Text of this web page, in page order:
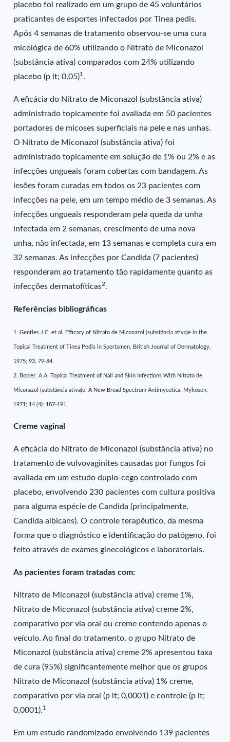
placebo foi realizado em um grupo de 45 voluntários
praticantes de esportes infectados por Tinea pedis.
Após 4 semanas de tratamento observou-se uma cura
micológica de 60% utilizando o Nitrato de Miconazol
(substância ativa) comparados com 24% utilizando
placebo (p lt; 0,05)1 .
A eficácia do Nitrato de Miconazol (substância ativa)
administrado topicamente foi avaliada em 50 pacientes
portadores de micoses superficiais na pele e nas unhas.
O Nitrato de Miconazol (substância ativa) foi
administrado topicamente em solução de 1% ou 2% e as
infecções ungueais foram cobertas com bandagem. As
lesões foram curadas em todos os 23 pacientes com
infecções na pele, em um tempo médio de 3 semanas. As
infecções ungueais responderam pela queda da unha
infectada em 2 semanas, crescimento de uma nova
unha, não infectada, em 13 semanas e completa cura em
32 semanas. As infecções por Candida (7 pacientes)
responderam ao tratamento tão rapidamente quanto as
infecções dermatofíticas2.
Referências bibliográficas
1. Gentles J.C. et al. Efficacy of Nitrato de Miconazol (substância ativa)e in the
Topical Treatment of Tinea Pedis in Sportsmen. British Journal of Dermatology,
1975; 93, 79-84.
2. Botter, A.A. Topical Treatment of Nail and Skin Infections With Nitrato de
Miconazol (substância ativa)e: A New Broad Spectrum Antimycotica. Mykosen,
1971; 14 (4): 187-191.
Creme vaginal
A eficácia do Nitrato de Miconazol (substância ativa) no
tratamento de vulvovaginites causadas por fungos foi
avaliada em um estudo duplo-cego controlado com
placebo, envolvendo 230 pacientes com cultura positiva
para alguma espécie de Candida (principalmente,
Candida albicans). O controle terapêutico, da mesma
forma que o diagnóstico e identificação do patógeno, foi
feito através de exames ginecológicos e laboratoriais.
As pacientes foram tratadas com:
Nitrato de Miconazol (substância ativa) creme 1%,
Nitrato de Miconazol (substância ativa) creme 2%,
comparativo por via oral ou creme contendo apenas o
veículo. Ao final do tratamento, o grupo Nitrato de
Miconazol (substância ativa) creme 2% apresentou taxa
de cura (95%) significantemente melhor que os grupos
Nitrato de Miconazol (substância ativa) 1% creme,
comparativo por via oral (p lt; 0,0001) e controle (p lt;
0,0001).1
Em um estudo randomizado envolvendo 139 pacientes